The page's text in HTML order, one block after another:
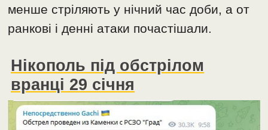
менше стріляють у нічний час доби, а от
ранкові і денні атаки почастішали.
Нікополь під обстрілом
вранці 29 січня